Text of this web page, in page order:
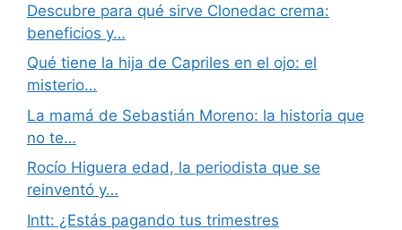
Descubre para qué sirve Clonedac crema:
beneficios y…
Qué tiene la hija de Capriles en el ojo: el
misterio…
La mamá de Sebastián Moreno: la historia que
no te…
Rocío Higuera edad, la periodista que se
reinventó y…
Intt: ¿Estás pagando tus trimestres